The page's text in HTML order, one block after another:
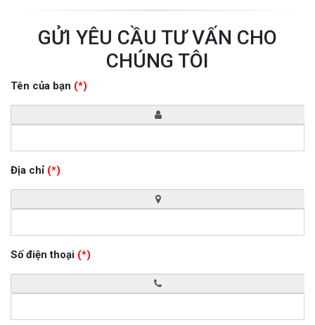
GỬI YÊU CẦU TƯ VẤN CHO
CHÚNG TÔI
Tên của bạn (*)
Địa chỉ (*)
Số điện thoại (*)